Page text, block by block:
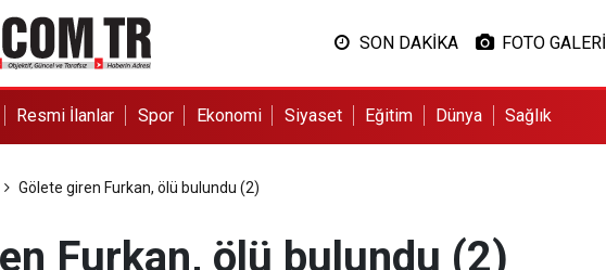
SON DAKİKA FOTO GALERİ
Resmi İlanlar Spor Ekonomi Siyaset Eğitim Dünya Sağlık
Gölete giren Furkan, ölü bulundu (2)
Furkan, ölü bulundu (2)